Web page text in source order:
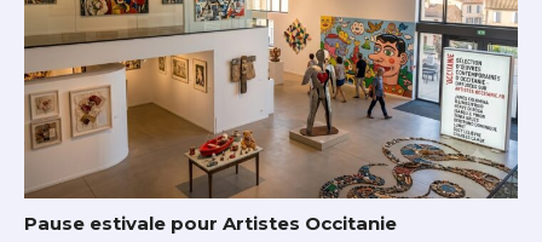
Pause estivale pour Artistes Occitanie